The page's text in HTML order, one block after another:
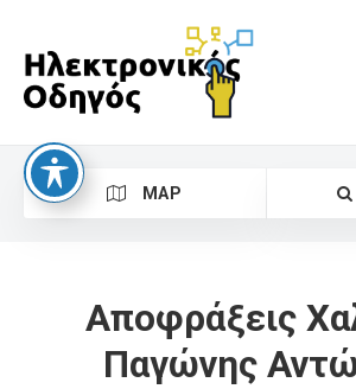
MAP
Αποφράξεις
Παγώνης